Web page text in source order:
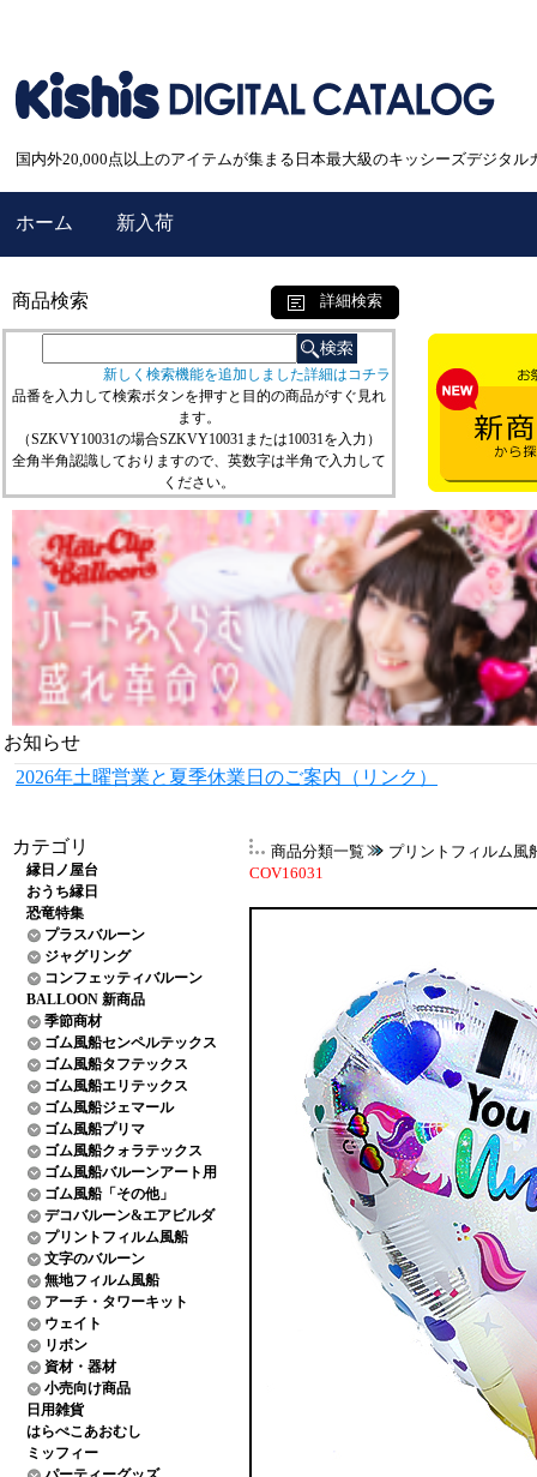
国内外20,000点以上のアイテムが集まる日本最大級のキッシーズデジタル
ホーム 新入荷
商品検索 詳細検索
新しく検索機能を追加しました詳細はコチラ
品番を入力して検索ボタンを押すと目的の商品がすぐ見れ
ます。
（SZKVY10031の場合SZKVY10031または10031を入力）
全角半角認識しておりますので、英数字は半角で入力して
ください。
お知らせ
2026年土曜営業と夏季休業日のご案内（リンク）
カテゴリ
縁日ノ屋台
おうち縁日
恐竜特集
プラスバルーン
ジャグリング
コンフェッティバルーン
BALLOON 新商品
季節商材
ゴム風船センペルテックス
ゴム風船タフテックス
ゴム風船エリテックス
ゴム風船ジェマール
ゴム風船プリマ
ゴム風船クォラテックス
ゴム風船バルーンアート用
ゴム風船「その他」
デコバルーン&エアビルダ
プリントフィルム風船
文字のバルーン
無地フィルム風船
アーチ・タワーキット
ウェイト
リボン
資材・器材
小売向け商品
日用雑貨
はらぺこあおむし
ミッフィー
商品分類一覧
プリントフィルム風
COV16031